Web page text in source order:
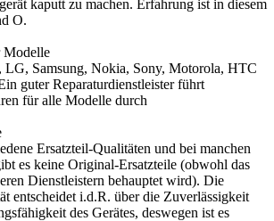
kaputt zu machen. Erfahrung ist in diesem
O.
Modelle
LG, Samsung, Nokia, Sony, Motorola, HTC
guter Reparaturdienstleister führt
für alle Modelle durch
Ersatzteil-Qualitäten und bei manchen
es keine Original-Ersatzteile (obwohl das
Dienstleistern behauptet wird). Die
entscheidet i.d.R. über die Zuverlässigkeit
des Gerätes, deswegen ist es